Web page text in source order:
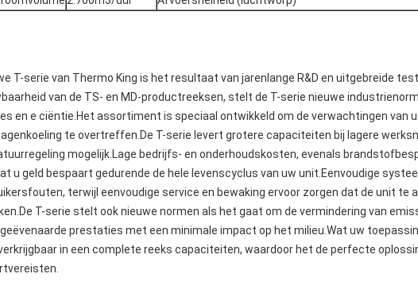
T-serie van Thermo King is het resultaat van jarenlange R&D en uitgebreide
van de TS- en MD-productreeksen, stelt de T-serie nieuwe
en e ciëntie.Het assortiment is speciaal ontwikkeld om de verwachtingen van
te overtreffen.De T-serie levert grotere capaciteiten bij lagere
mogelijk.Lage bedrijfs- en onderhoudskosten, evenals
u geld bespaart gedurende de hele levenscyclus van uw unit.Eenvoudige
terwijl eenvoudige service en bewaking ervoor zorgen dat de unit te
T-serie stelt ook nieuwe normen als het gaat om de vermindering van
prestaties met een minimale impact op het milieu.Wat uw
in een complete reeks capaciteiten, waardoor het de perfecte